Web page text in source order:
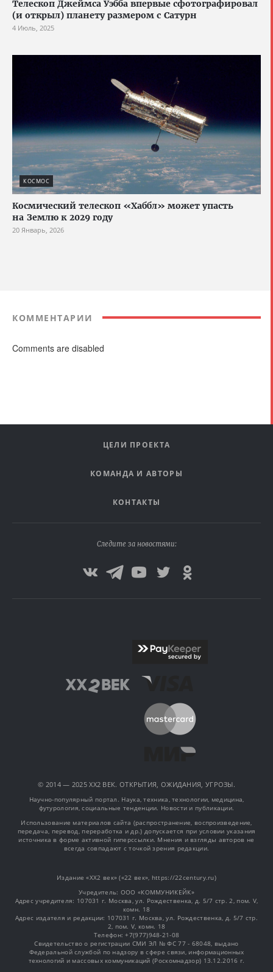
Телескоп Джеймса Уэбба впервые сфотографировал
(и открыл) планету размером с Сатурн
4 Июль, 2025
КОСМОС
Космический телескоп «Хаббл» может упасть
на Землю к 2029 году
20 Январь, 2026
КОММЕНТАРИИ
Comments are disabled
ЦЕЛИ ПРОЕКТА
КОМАНДА И АВТОРЫ
КОНТАКТЫ
Следите за новостями:
© 2014 — 2025 XX2 ВЕК. ОТКРЫТИЯ, ОЖИДАНИЯ, УГРОЗЫ.
Научно-популярный портал. Наука, техника, технологии, медицина,
футурология, социальные тенденции. Новости и публикации.
Использование материалов сайта (распространение, воспроизведение,
передача, перевод, переработка и др.) допускается при условии указания
источника в форме активной гиперссылки. Мнения и взгляды авторов не
всегда совпадают с точкой зрения редакции.
Издание «XX2 век» («22 век», https://22century.ru)
Учредитель: OOO «КОММУНИКЕЙК»
Адрес учредителя: 107031 г. Москва, ул. Рождественка, д. 5/7 стр. 2, пом. V,
комн. 18
Адрес издателя и редакции: 107031 г. Москва, ул. Рождественка, д. 5/7 стр.
2, пом. V, комн. 18
Телефон: +7(977)948-21-08
Свидетельство о регистрации СМИ ЭЛ № ФС 77 - 68048, выдано
Федеральной службой по надзору в сфере связи, информационных
технологий и массовых коммуникаций (Роскомнадзор) 13.12.2016 г.